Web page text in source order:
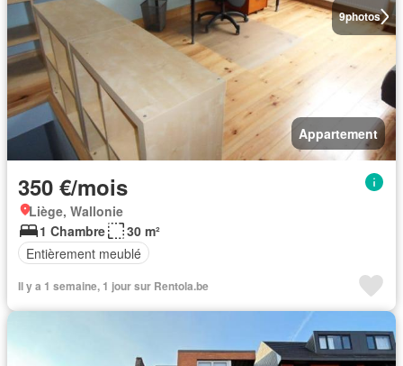
9photos
Appartement
350 €/mois
Liège, Wallonie
1 Chambre
30 m²
Entièrement meublé
Il y a 1 semaine, 1 jour sur Rentola.be